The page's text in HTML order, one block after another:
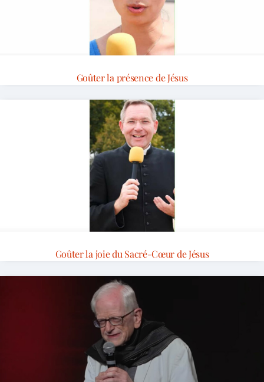
Goûter la présence de Jésus
Goûter la joie du Sacré-Cœur de Jésus